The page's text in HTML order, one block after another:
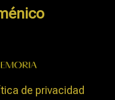
de privacidad